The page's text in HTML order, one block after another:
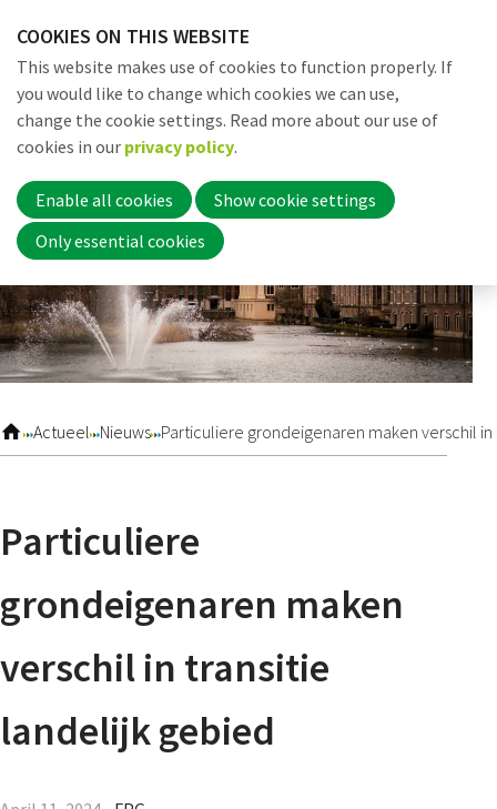
links
Jump
to
navigation
to
main
content
Actueel Nieuws Particuliere grondeigenaren maken verschil
Particuliere
grondeigenaren maken
verschil in transitie
landelijk gebied
Home
COOKIES ON THIS WEBSITE
This website makes use of cookies to function properly. If
you would like to change which cookies we can use,
change the cookie settings. Read more about our use of
cookies in our privacy policy.
Enable all cookies
Show cookie settings
Only essential cookies